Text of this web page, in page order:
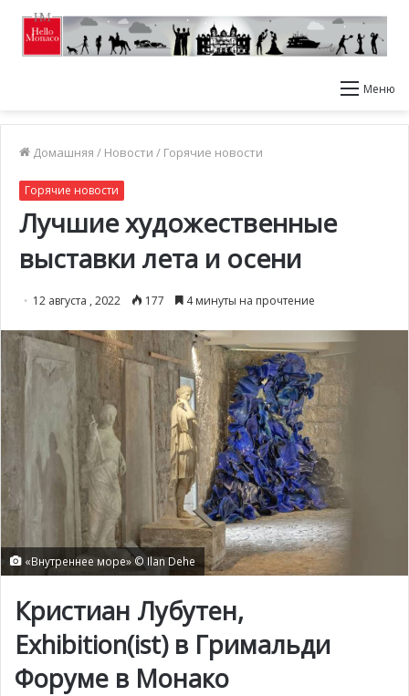
Меню
Домашняя / Новости / Горячие новости
Горячие новости
Лучшие художественные
выставки лета и осени
12 августа , 2022 177 4 минуты на прочтение
«Внутреннее море» © Ilan Dehe
Кристиан Лубутен,
Exhibition(ist) в Гримальди
Форуме в Монако